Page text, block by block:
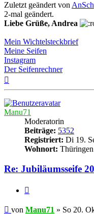
Zuletzt geändert von AnSch
2-mal geändert.
Liebe Grüße, Andrea
Mein Wichtelsteckbrief
Meine Seifen
Instagram
Der Seifenrechner
Manu71
Moderatorin
Beiträge: 5352
Registriert: Di 19.
Wohnort: Thüringen
Re: Jubiläumsseife
Beitrag
von Manu71 » So 20.